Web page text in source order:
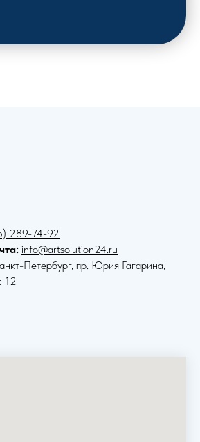
289-74-92
info@artsolution24.ru
Петербург, пр. Юрия Гагарина,
12